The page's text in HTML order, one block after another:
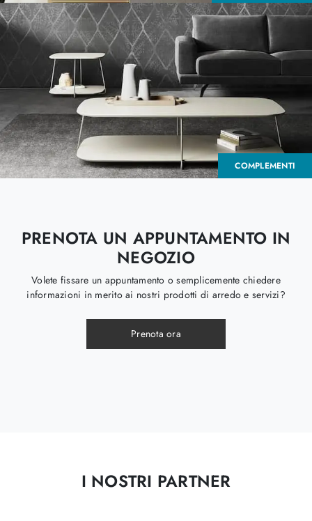
COMPLEMENTI
PRENOTA UN APPUNTAMENTO IN
NEGOZIO
Volete fissare un appuntamento o semplicemente chiedere
informazioni in merito ai nostri prodotti di arredo e servizi?
Prenota ora
I NOSTRI PARTNER